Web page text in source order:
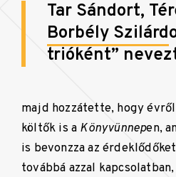
Tar Sándort,
Borbély Szilárd
trióként”
majd hozzátette, hogy
költők is a Könyvünnepen,
is bevonzza az
továbbá azzal